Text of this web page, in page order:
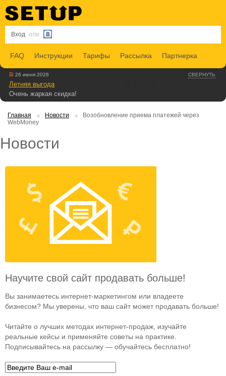
Вход или
FAQ Инструкции Тарифы Рассылка Партнерка
СВЕРНУТЬ
26 июня 2026
Летняя выгода
Очень жаркая скидка!
Главная Новости
Возобновление приема платежей через
WebMoney
Новости
Научите свой сайт продавать больше!
Вы занимаетесь интернет-маркетингом или владеете
бизнесом? Мы уверены, что ваш сайт может продавать больше!
Читайте о лучших методах интернет-продаж, изучайте
реальные кейсы и применяйте советы на практике.
Подписывайтесь на рассылку — обучайтесь бесплатно!